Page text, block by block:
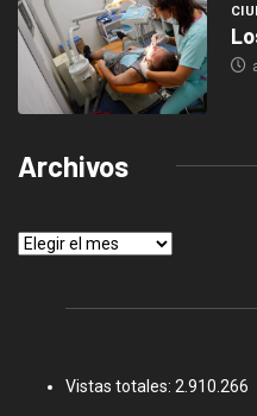
Archivos
Archivos
Vistas totales: 2.910.266